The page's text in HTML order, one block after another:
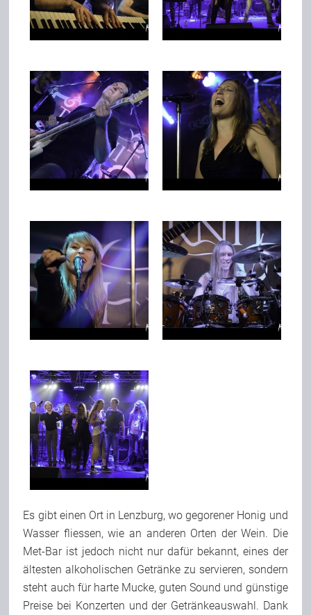
Es gibt einen Ort in Lenzburg, wo gegorener Honig und
Wasser fliessen, wie an anderen Orten der Wein. Die
Met-Bar ist jedoch nicht nur dafür bekannt, eines der
ältesten alkoholischen Getränke zu servieren, sondern
steht auch für harte Mucke, guten Sound und günstige
Preise bei Konzerten und der Getränkeauswahl. Dank